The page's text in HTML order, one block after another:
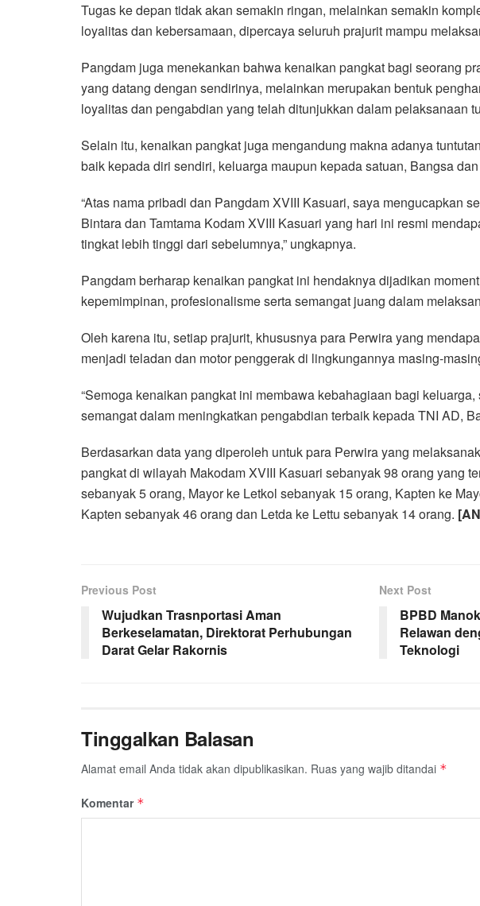
Tugas ke depan tidak akan semakin ringan, melainkan semakin
loyalitas dan kebersamaan, dipercaya seluruh prajurit mampu
Pangdam juga menekankan bahwa kenaikan pangkat bagi seorang
yang datang dengan sendirinya, melainkan merupakan bentuk
loyalitas dan pengabdian yang telah ditunjukkan dalam pelaksanaan
Selain itu, kenaikan pangkat juga mengandung makna adanya
baik kepada diri sendiri, keluarga maupun kepada satuan, Bangsa
“Atas nama pribadi dan Pangdam XVIII Kasuari, saya mengucapkan
Bintara dan Tamtama Kodam XVIII Kasuari yang hari ini resmi
tingkat lebih tinggi dari sebelumnya,” ungkapnya.
Pangdam berharap kenaikan pangkat ini hendaknya dijadikan
kepemimpinan, profesionalisme serta semangat juang dalam
Oleh karena itu, setiap prajurit, khususnya para Perwira yang
menjadi teladan dan motor penggerak di lingkungannya masing-
“Semoga kenaikan pangkat ini membawa kebahagiaan bagi
semangat dalam meningkatkan pengabdian terbaik kepada TNI AD,
Berdasarkan data yang diperoleh untuk para Perwira yang
pangkat di wilayah Makodam XVIII Kasuari sebanyak 98 orang yang
sebanyak 5 orang, Mayor ke Letkol sebanyak 15 orang, Kapten ke
Kapten sebanyak 46 orang dan Letda ke Lettu sebanyak 14 orang.
Previous Post
Wujudkan Trasnportasi Aman
Berkeselamatan, Direktorat Perhubungan
Darat Gelar Rakornis
Next Post
BPBD
Relawan
Teknologi
Tinggalkan Balasan
Alamat email Anda tidak akan dipublikasikan. Ruas yang wajib ditandai *
Komentar *